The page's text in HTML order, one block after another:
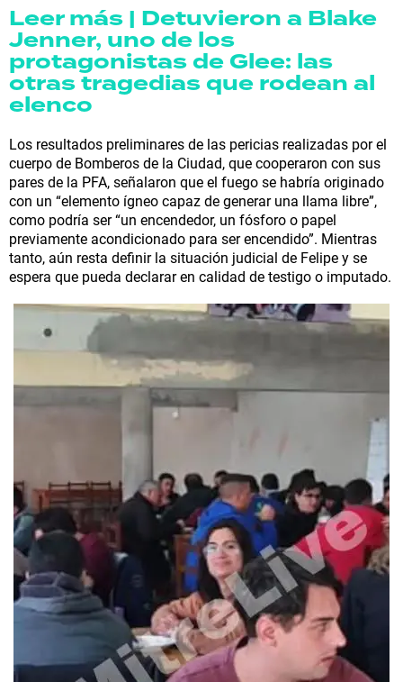
Leer más | Detuvieron a Blake
Jenner, uno de los
protagonistas de Glee: las
otras tragedias que rodean al
elenco
Los resultados preliminares de las pericias realizadas por el
cuerpo de Bomberos de la Ciudad, que cooperaron con sus
pares de la PFA, señalaron que el fuego se habría originado
con un “elemento ígneo capaz de generar una llama libre”,
como podría ser “un encendedor, un fósforo o papel
previamente acondicionado para ser encendido”. Mientras
tanto, aún resta definir la situación judicial de Felipe y se
espera que pueda declarar en calidad de testigo o imputado.